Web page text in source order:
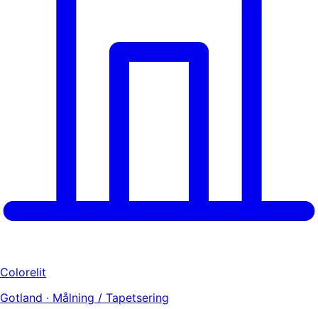
Colorelit
Gotland · Målning / Tapetsering